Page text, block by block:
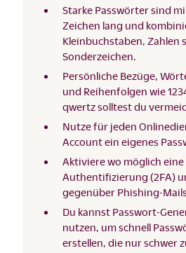
Starke Passwörter sind
Zeichen lang und
Kleinbuchstaben, Zahlen
Sonderzeichen.
Persönliche Bezüge,
und Reihenfolgen wie
qwertz solltest du
Nutze für jeden
Account ein eigenes
Aktiviere wo möglich
Authentifizierung (2FA)
gegenüber Phishing-Mails.
Du kannst Passwort-
nutzen, um schnell
erstellen, die nur schwer